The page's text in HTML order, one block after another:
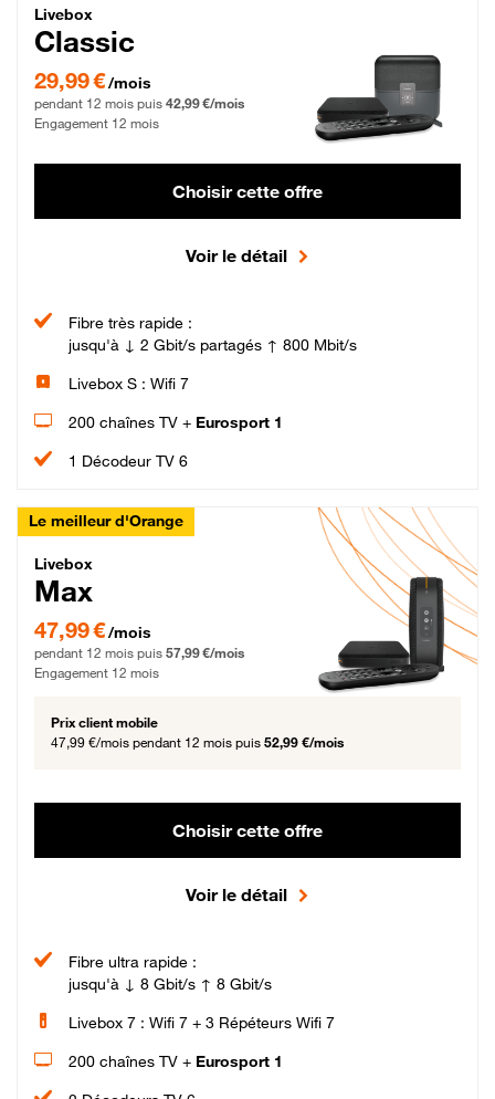
Livebox Classic Fibre
Livebox
Classic
29,99 € par mois pendant 12 mois puis 42,99 € par mois, Engagement 12 mois
29,99 €/mois
pendant 12 mois puis 42,99 €/mois
Engagement 12 mois
Choisir cette offre
Voir le détail
Fibre très rapide :
jusqu'à ↓ 2 Gbit/s partagés ↑ 800 Mbit/s
Livebox S : Wifi 7
200 chaînes TV + Eurosport 1
1 Décodeur TV 6
Le meilleur d'Orange
Livebox Max Fibre
Livebox
Max
47,99 € par mois pendant 12 mois puis 57,99 € par mois, Engagement 12 mois
47,99 €/mois
pendant 12 mois puis 57,99 €/mois
Engagement 12 mois
Prix client mobile
47,99 €/mois pendant 12 mois puis 52,99 €/mois
Choisir cette offre
Voir le détail
Fibre ultra rapide :
jusqu'à ↓ 8 Gbit/s ↑ 8 Gbit/s
Livebox 7 : Wifi 7 + 3 Répéteurs Wifi 7
200 chaînes TV + Eurosport 1